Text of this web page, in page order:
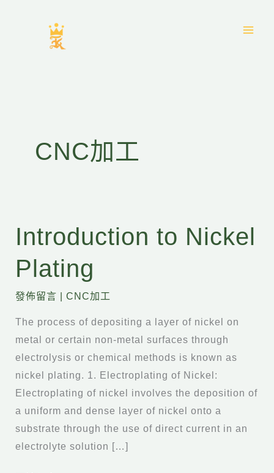
CNC加工
Introduction to Nickel
Plating
發佈留言 CNC加工
The process of depositing a layer of nickel on
metal or certain non-metal surfaces through
electrolysis or chemical methods is known as
nickel plating. 1. Electroplating of Nickel:
Electroplating of nickel involves the deposition of
a uniform and dense layer of nickel onto a
substrate through the use of direct current in an
electrolyte solution […]
Introduction
to
Nickel